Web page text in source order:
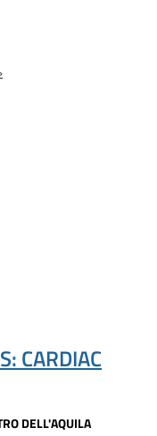
CARDIAC
DELL'AQUILA